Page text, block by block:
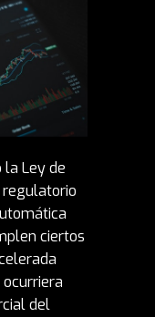
la Ley de
regulatorio
ciertos
del